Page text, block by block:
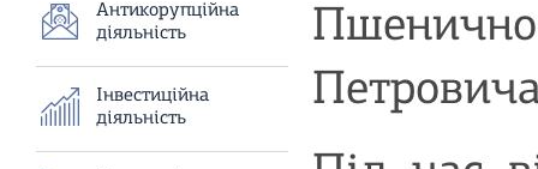
Антикорупцiйна
дiяльнiсть
Iнвестиційна
дiяльнiсть